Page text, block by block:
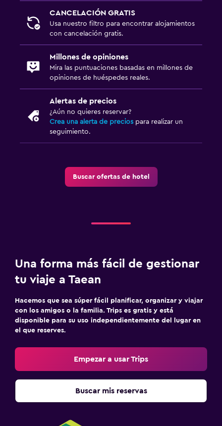
CANCELACIÓN GRATIS
Usa nuestro filtro para encontrar alojamientos
con cancelación gratis.
Millones de opiniones
Mira las puntuaciones basadas en millones de
opiniones de huéspedes reales.
Alertas de precios
¿Aún no quieres reservar?
Crea una alerta de precios para realizar un
seguimiento.
Buscar ofertas de hotel
Una forma más fácil de gestionar
tu viaje a Taean
Hacemos que sea súper fácil planificar, organizar y viajar
con los amigos o la familia. Trips es gratis y está
disponible para su uso independientemente del lugar en
el que reserves.
Empezar a usar Trips
Buscar mis reservas